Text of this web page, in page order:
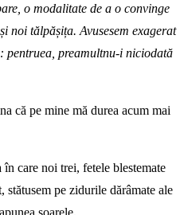
o modalitate de a o convinge
noi tălpășița. Avusesem exagerat
: pentruea, preamultnu-i niciodată
că pe mine mă durea acum mai
în care noi trei, fetele blestemate
stătusem pe zidurile dărâmate ale
soarele.